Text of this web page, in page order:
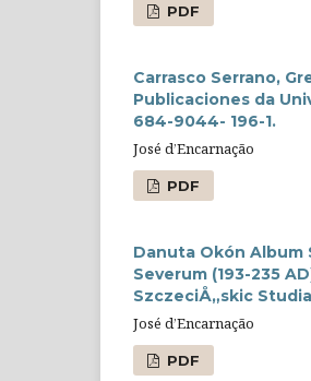
PDF
Carrasco Serrano,
Publicaciones da
684-9044- 196-1.
José d’Encarnação
PDF
Danuta Okón Album
Severum (193-235
SzczeciÅ„skic
José d’Encarnação
PDF